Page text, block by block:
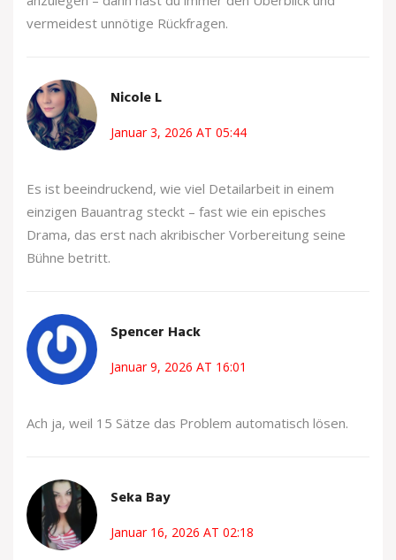
vermeidest unnötige Rückfragen.
Nicole L
Januar 3, 2026 AT 05:44
Es ist beeindruckend, wie viel Detailarbeit in einem
einzigen Bauantrag steckt – fast wie ein episches
Drama, das erst nach akribischer Vorbereitung seine
Bühne betritt.
Spencer Hack
Januar 9, 2026 AT 16:01
Ach ja, weil 15 Sätze das Problem automatisch lösen.
Seka Bay
Januar 16, 2026 AT 02:18